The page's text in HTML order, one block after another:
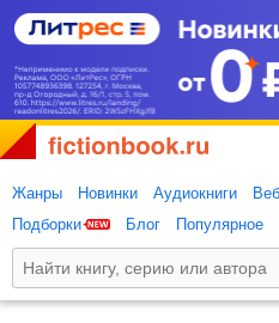
Жанры Новинки Аудиокниги
Подборки
Блог Популярное